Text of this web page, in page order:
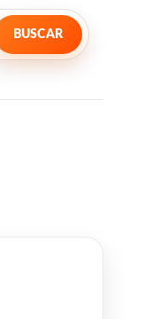
BUSCAR